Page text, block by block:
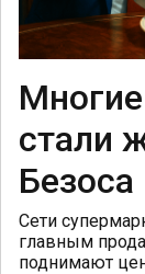
стали
Безоса
Сети
главным
поднимают